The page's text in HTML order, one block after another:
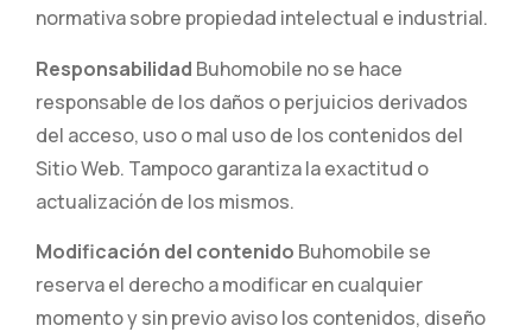
normativa sobre propiedad intelectual e industrial.
Responsabilidad Buhomobile no se hace
responsable de los daños o perjuicios derivados
del acceso, uso o mal uso de los contenidos del
Sitio Web. Tampoco garantiza la exactitud o
actualización de los mismos.
Modificación del contenido Buhomobile se
reserva el derecho a modificar en cualquier
momento y sin previo aviso los contenidos, diseño